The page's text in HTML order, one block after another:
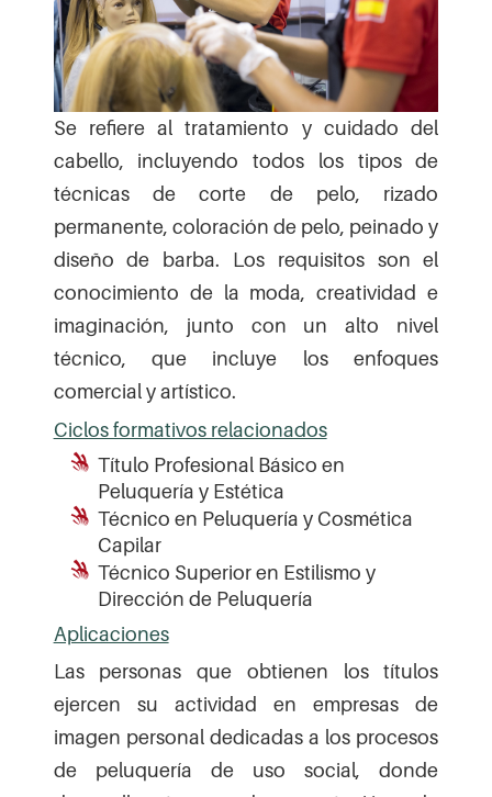
Se refiere al tratamiento y cuidado del
cabello, incluyendo todos los tipos de
técnicas de corte de pelo, rizado
permanente, coloración de pelo, peinado y
diseño de barba. Los requisitos son el
conocimiento de la moda, creatividad e
imaginación, junto con un alto nivel
técnico, que incluye los enfoques
comercial y artístico.
Ciclos formativos relacionados
Título Profesional Básico en
Peluquería y Estética
Técnico en Peluquería y Cosmética
Capilar
Técnico Superior en Estilismo y
Dirección de Peluquería
Aplicaciones
Las personas que obtienen los títulos
ejercen su actividad en empresas de
imagen personal dedicadas a los procesos
de peluquería de uso social, donde